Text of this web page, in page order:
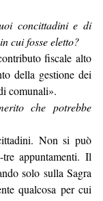
concittadini e di
cui fosse eletto?
fiscale alto
della gestione dei
comunali».
che potrebbe
Non si può
appuntamenti. Il
solo sulla Sagra
qualcosa per cui